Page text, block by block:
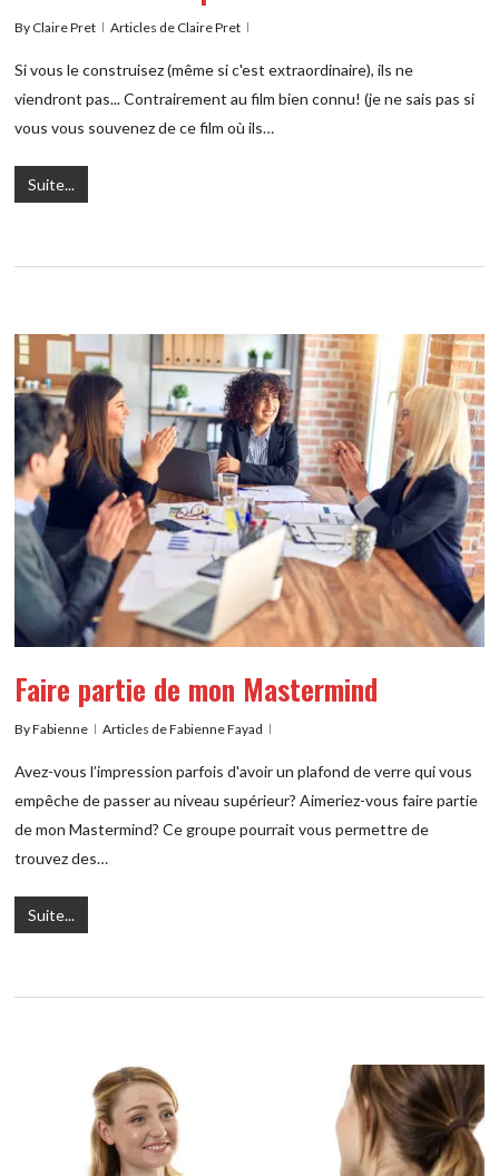
By Claire Pret Articles de Claire Pret
Si vous le construisez (même si c'est extraordinaire), ils ne
viendront pas... Contrairement au film bien connu! (je ne sais pas si
vous vous souvenez de ce film où ils…
Suite...
Faire partie de mon Mastermind
ByFabienne Articles de Fabienne Fayad
Avez-vous l’impression parfois d'avoir un plafond de verre qui vous
empêche de passer au niveau supérieur? Aimeriez-vous faire partie
de mon Mastermind? Ce groupe pourrait vous permettre de
trouvez des…
Suite...